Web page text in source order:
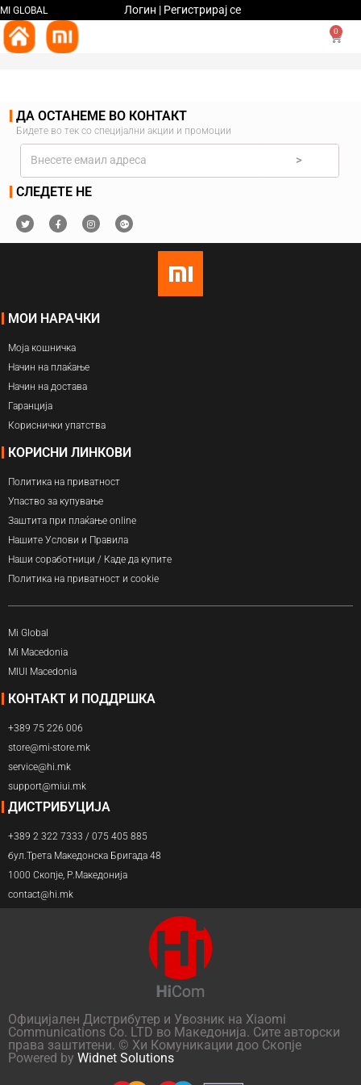
MI GLOBAL Логин | Регистрирај се
0
ДА ОСТАНЕМЕ ВО КОНТАКТ
Бидете во тек со специјални акции и промоции
>
СЛЕДЕТЕ НЕ
МОИ НАРАЧКИ
Моја кошничка
Начин на плаќање
Начин на достава
Гаранција
Кориснички упатства
КОРИСНИ ЛИНКОВИ
Политика на приватност
Упаство за купување
Заштита при плаќање online
Нашите Услови и Правила
Наши соработници / Каде да купите
Политика на приватност и cookie
Mi Global
Mi Macedonia
MIUI Macedonia
КОНТАКТ И ПОДДРШКА
+389 75 226 006
store@mi-store.mk
service@hi.mk
support@miui.mk
ДИСТРИБУЦИЈА
+389 2 322 7333 / 075 405 885
бул.Трета Македонска Бригада 48
1000 Скопје, Р.Македонија
contact@hi.mk
Официјален Дистрибутер и Увозник на Xiaomi
Communications Co. LTD во Македонија. Сите авторски
права заштитени. © Хи Комуникации доо Скопје
Powered by Widnet Solutions